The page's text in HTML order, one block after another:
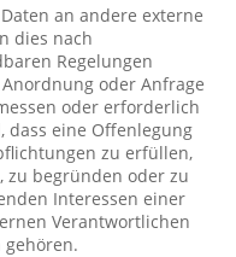
an andere externe
dies nach
Regelungen
oder Anfrage
oder erforderlich
dass eine Offenlegung
zu erfüllen,
zu begründen oder zu
Interessen einer
Verantwortlichen